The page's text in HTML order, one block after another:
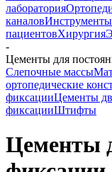
лаборатория
каналовИнструменты
пациентовХирургия
-
Цементы для
Слепочные массы
ортопедические
фиксацииЦементы
фиксацииШтифты
Цементы